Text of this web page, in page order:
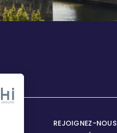
REJOIGNEZ-NOUS